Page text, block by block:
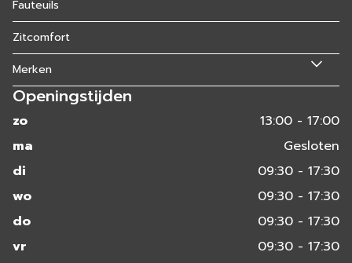
Fauteuils
Zitcomfort
Merken
Openingstijden
zo
13:00 - 17:00
ma
Gesloten
di
09:30 - 17:30
wo
09:30 - 17:30
do
09:30 - 17:30
vr
09:30 - 17:30